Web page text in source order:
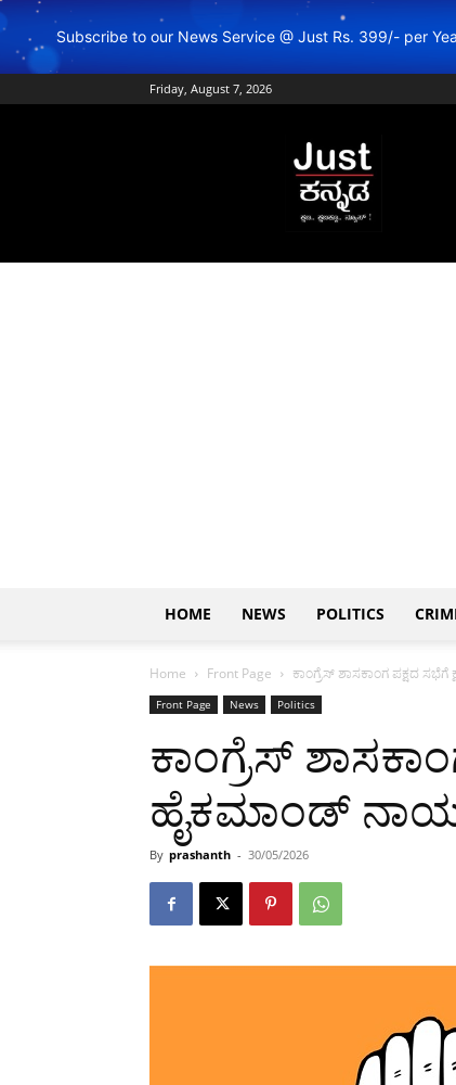
Subscribe to our News Service @ Just Rs. 399/- per
Friday, August 7, 2026
Just
Kannada
–
Online
News
ಕನ್ನಡ
HOME NEWS POLITICS
Home Front Page ಕಾಂಗ್ರೆಸ್ ಶಾಸಕಾಂಗ ಪಕ್ಷದ
Front Page News Politics
ಕಾಂಗ್ರೆಸ್
ಹೈಕಮಾಂಡ್
By prashanth - 30/05/2026